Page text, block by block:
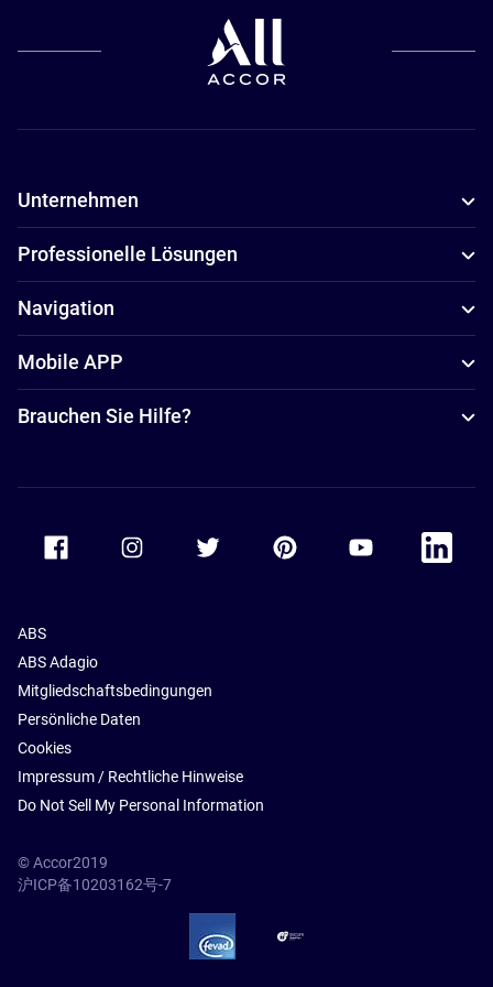
Unternehmen
Professionelle Lösungen
Navigation
Mobile APP
Brauchen Sie Hilfe?
Accor Youtube
Accor
ABS
ABS Adagio
Mitgliedschaftsbedingungen
Persönliche Daten
Cookies
Impressum / Rechtliche Hinweise
Do Not Sell My Personal Information
© Accor2019
沪ICP备10203162号-7